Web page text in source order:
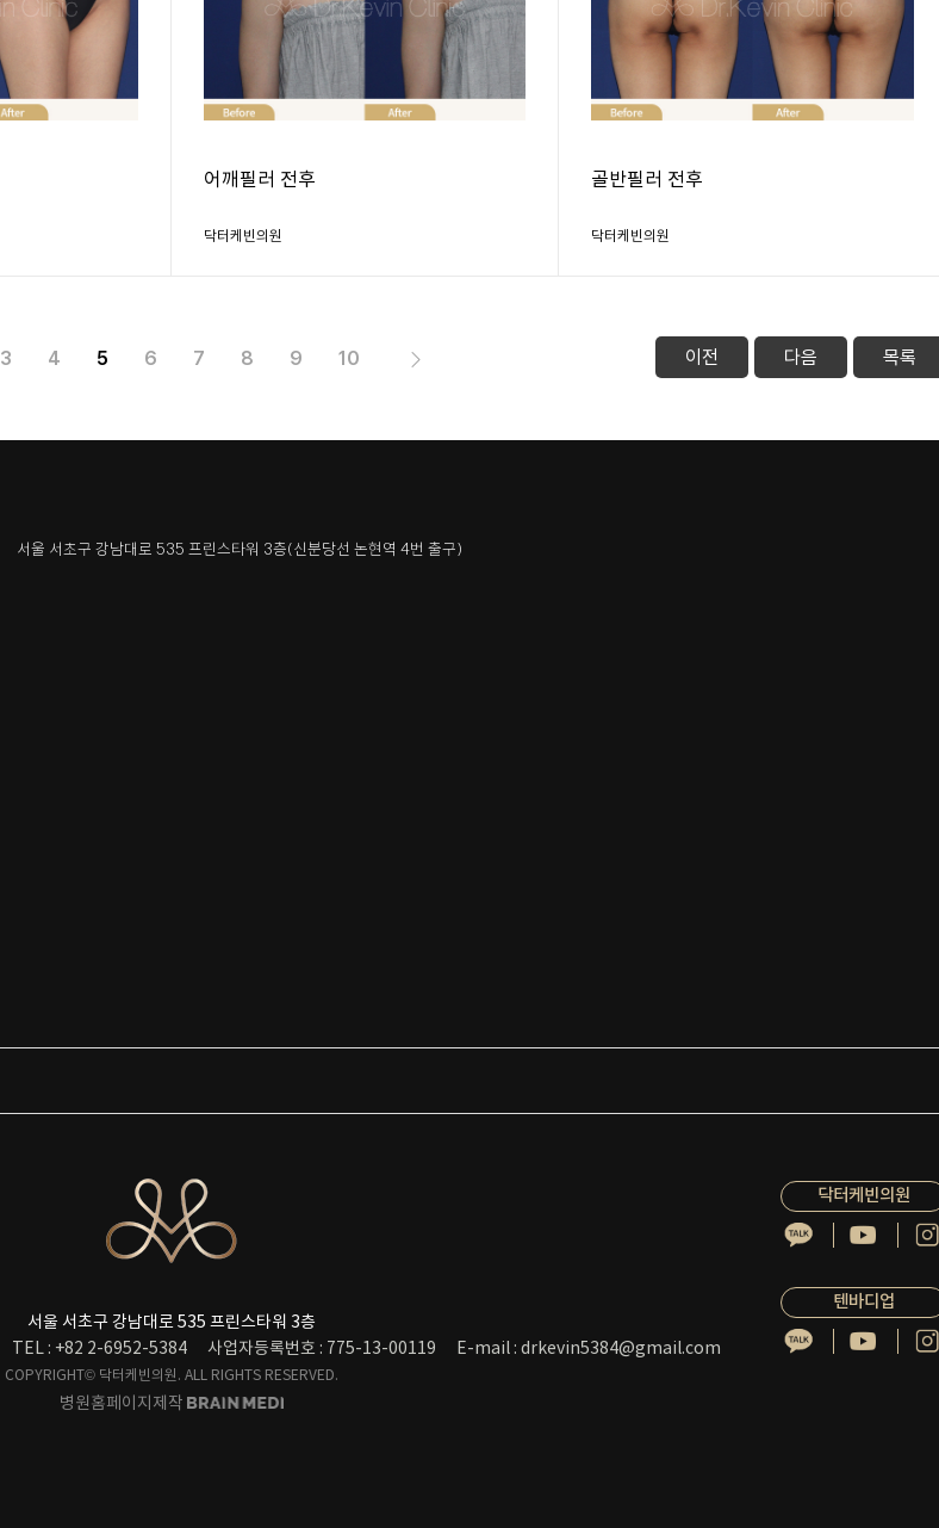
어깨필러 전후
닥터케빈의원
골반필러 전후
닥터케빈의원
3 4 5 6 7 8 9 10 이전 다음 목록
서울 서초구 강남대로 535 프린스타워 3층(신분당선 논현역 4번 출구)
닥터케빈의원
텐바디업
서울 서초구 강남대로 535 프린스타워 3층
TEL : +82 2-6952-5384 사업자등록번호 : 775-13-00119 E-mail : drkevin5384@gmail.com
COPYRIGHT© 닥터케빈의원. ALL RIGHTS RESERVED.
병원홈페이지제작